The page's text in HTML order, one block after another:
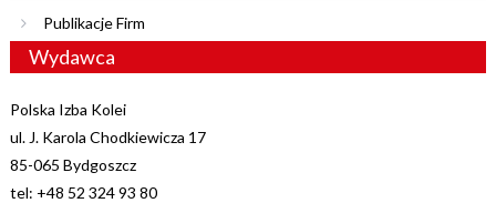
Publikacje Firm
Wydawca
Polska Izba Kolei
ul. J. Karola Chodkiewicza 17
85-065 Bydgoszcz
tel: +48 52 324 93 80